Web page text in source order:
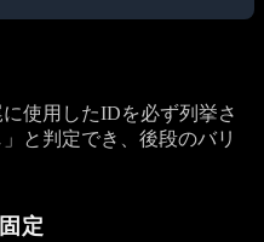
使用したIDを必ず列挙さ
と判定でき、後段のバリ
定